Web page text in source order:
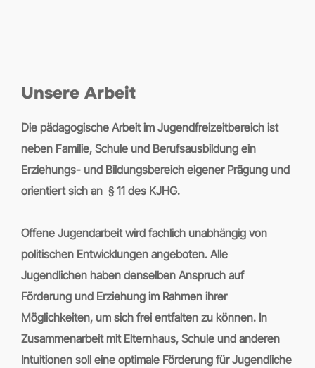
Unsere Arbeit
Die pädagogische Arbeit im Jugendfreizeitbereich ist
neben Familie, Schule und Berufsausbildung ein
Erziehungs- und Bildungsbereich eigener Prägung und
orientiert sich an § 11 des KJHG.
Offene Jugendarbeit wird fachlich unabhängig von
politischen Entwicklungen angeboten. Alle
Jugendlichen haben denselben Anspruch auf
Förderung und Erziehung im Rahmen ihrer
Möglichkeiten, um sich frei entfalten zu können. In
Zusammenarbeit mit Elternhaus, Schule und anderen
Intuitionen soll eine optimale Förderung für Jugendliche